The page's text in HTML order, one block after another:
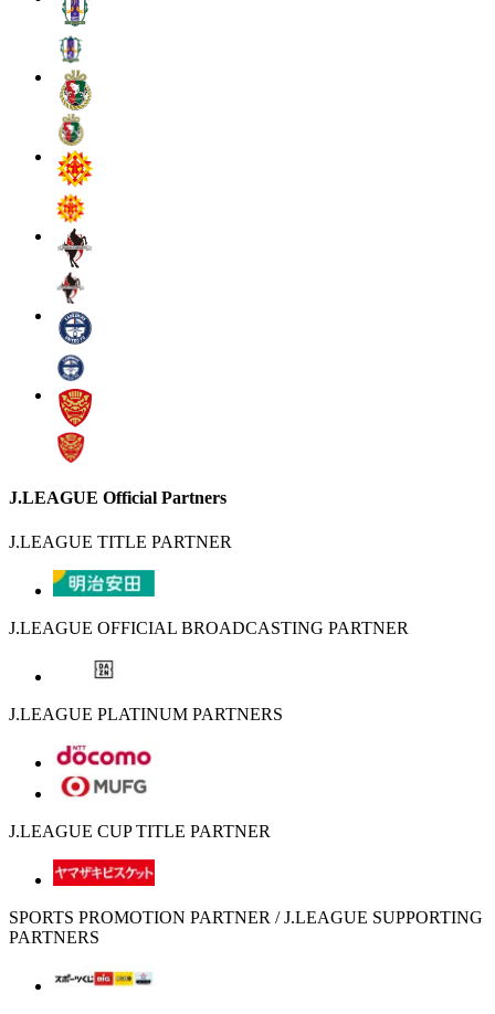
J.LEAGUE Official Partners
J.LEAGUE TITLE PARTNER
J.LEAGUE OFFICIAL BROADCASTING PARTNER
J.LEAGUE PLATINUM PARTNERS
J.LEAGUE CUP TITLE PARTNER
SPORTS PROMOTION PARTNER / J.LEAGUE SUPPORTING
PARTNERS